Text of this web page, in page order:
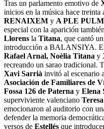
Tras un parlamento emotivo de
inicios en la música hace treinta
RENAIXEM y A PLE
especial con la aparición
Llorens la Titana, que cantó
introducción a BALANSIYA.
Rafael Arnal, Noèlia Titana y
recreando un sarao tradicional.
Xavi Sarrià invitó al escenario a
Asociación de Familiares de
Fossa 126 de Paterna y Elena
superviviente valenciano
emocionaron al auditorio con
defender la memoria
versos de Estellés que